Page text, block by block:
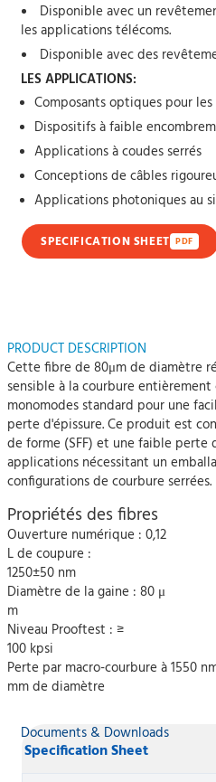
Disponible avec un
les applications télécoms.
Disponible avec des
LES APPLICATIONS:
Composants optiques pour
Dispositifs à faible
Applications à coudes serrés
Conceptions de câbles
Applications photoniques au
SPECIFICATION SHEET PDF
PRODUCT DESCRIPTION
Cette fibre de 80μm de diamètre
sensible à la courbure
monomodes standard pour une
perte d'épissure. Ce produit est
de forme (SFF) et une faible perte
applications nécessitant un
configurations de courbure serrées.
Propriétés des fibres
Ouverture numérique : 0,12
L de coupure :
1250±50 nm
Diamètre de la gaine : 80 μ
m
Niveau Prooftest : ≥
100 kpsi
Perte par macro-courbure à 1550
mm de diamètre
Documents & Downloads
Specification Sheet